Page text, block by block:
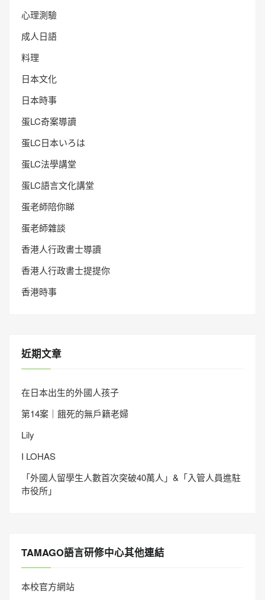
心理測驗
成人日語
料理
日本文化
日本時事
蛋LC奇案導讀
蛋LC日本いろは
蛋LC法學講堂
蛋LC語言文化講堂
蛋老師陪你睇
蛋老師雜談
香港人行政書士導讀
香港人行政書士提提你
香港時事
近期文章
在日本出生的外國人孩子
第14案｜餓死的無戶籍老婦
Lily
I LOHAS
「外國人留學生人數首次突破40萬人」&「入管人員進駐
市役所」
TAMAGO語言研修中心其他連結
本校官方網站